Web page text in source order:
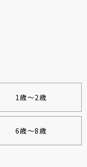
1歳～2歳
6歳～8歳